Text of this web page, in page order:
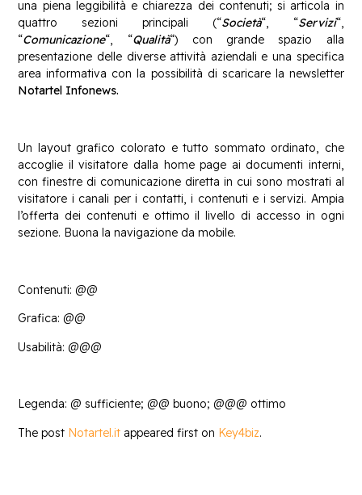
una piena leggibilità e chiarezza dei contenuti; si articola in
quattro sezioni principali (“Società“, “Servizi“,
“Comunicazione“, “Qualità“) con grande spazio alla
presentazione delle diverse attività aziendali e una specifica
area informativa con la possibilità di scaricare la newsletter
Notartel Infonews.
Un layout grafico colorato e tutto sommato ordinato, che
accoglie il visitatore dalla home page ai documenti interni,
con finestre di comunicazione diretta in cui sono mostrati al
visitatore i canali per i contatti, i contenuti e i servizi. Ampia
l’offerta dei contenuti e ottimo il livello di accesso in ogni
sezione. Buona la navigazione da mobile.
Contenuti: @@
Grafica: @@
Usabilità: @@@
Legenda: @ sufficiente; @@ buono; @@@ ottimo
The post Notartel.it appeared first on Key4biz.